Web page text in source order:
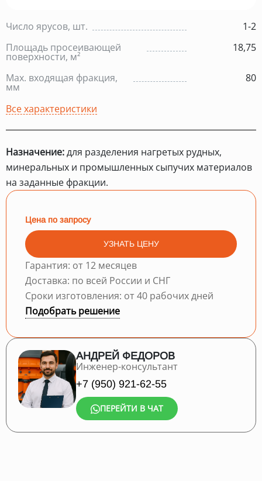
Число ярусов, шт.
1-2
Площадь просеивающей
поверхности, м²
18,75
Max. входящая фракция,
мм
80
Все характеристики
Назначение:для разделения нагретых рудных,
минеральных и промышленных сыпучих материалов
на заданные фракции.
Цена по запросу
УЗНАТЬ ЦЕНУ
Гарантия: от 12 месяцев
Доставка: по всей России и СНГ
Сроки изготовления: от 40 рабочих дней
Подобрать решение
АНДРЕЙ ФЕДОРОВ
Инженер-консультант
+7 (950) 921-62-55
ПЕРЕЙТИ В ЧАТ